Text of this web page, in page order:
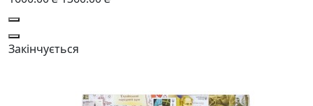
Закінчується